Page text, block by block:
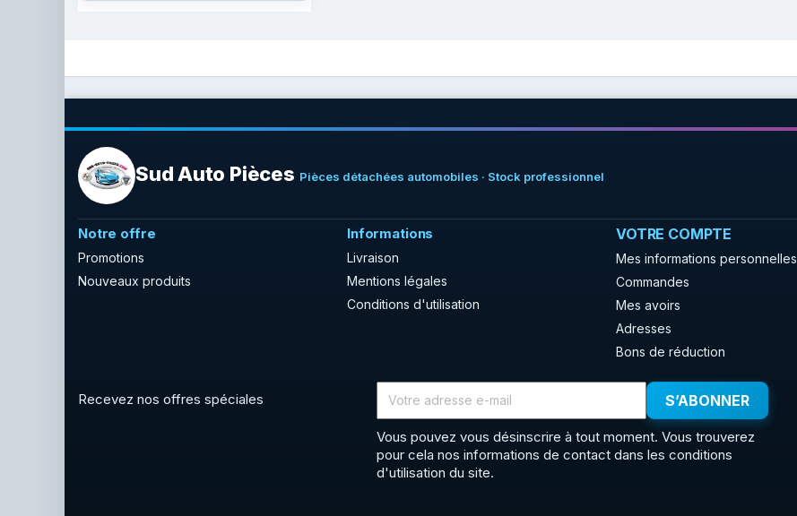
Sud Auto Pièces Pièces détachées automobiles · Stock professionnel
Notre offre
Promotions
Nouveaux produits
Informations
Livraison
Mentions légales
Conditions d'utilisation
VOTRE COMPTE
Mes informations personnelles
Commandes
Mes avoirs
Adresses
Bons de réduction
Recevez nos offres spéciales
Vous pouvez vous désinscrire à tout moment. Vous trouverez
pour cela nos informations de contact dans les conditions
d'utilisation du site.